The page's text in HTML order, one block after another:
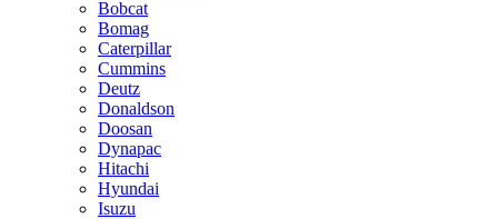
Bobcat
Bomag
Caterpillar
Cummins
Deutz
Donaldson
Doosan
Dynapac
Hitachi
Hyundai
Isuzu